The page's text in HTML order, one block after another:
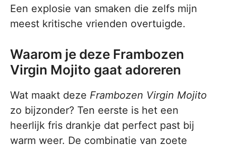
Een explosie van smaken die zelfs mijn
meest kritische vrienden overtuigde.
Waarom je deze Frambozen
Virgin Mojito gaat adoreren
Wat maakt deze Frambozen Virgin Mojito
zo bijzonder? Ten eerste is het een
heerlijk fris drankje dat perfect past bij
warm weer. De combinatie van zoete